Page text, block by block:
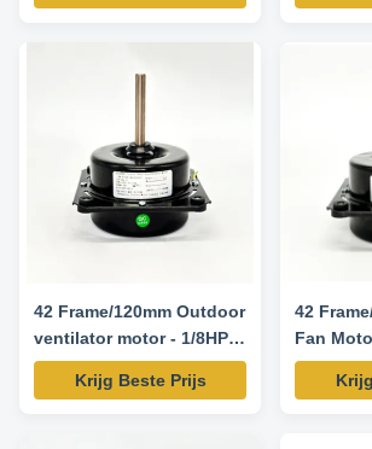
42 Frame/120mm Outdoor
ventilator motor - 1/8HP
900RPM 220V 50HZ
Krijg Beste Prijs
42
Fan
RPM